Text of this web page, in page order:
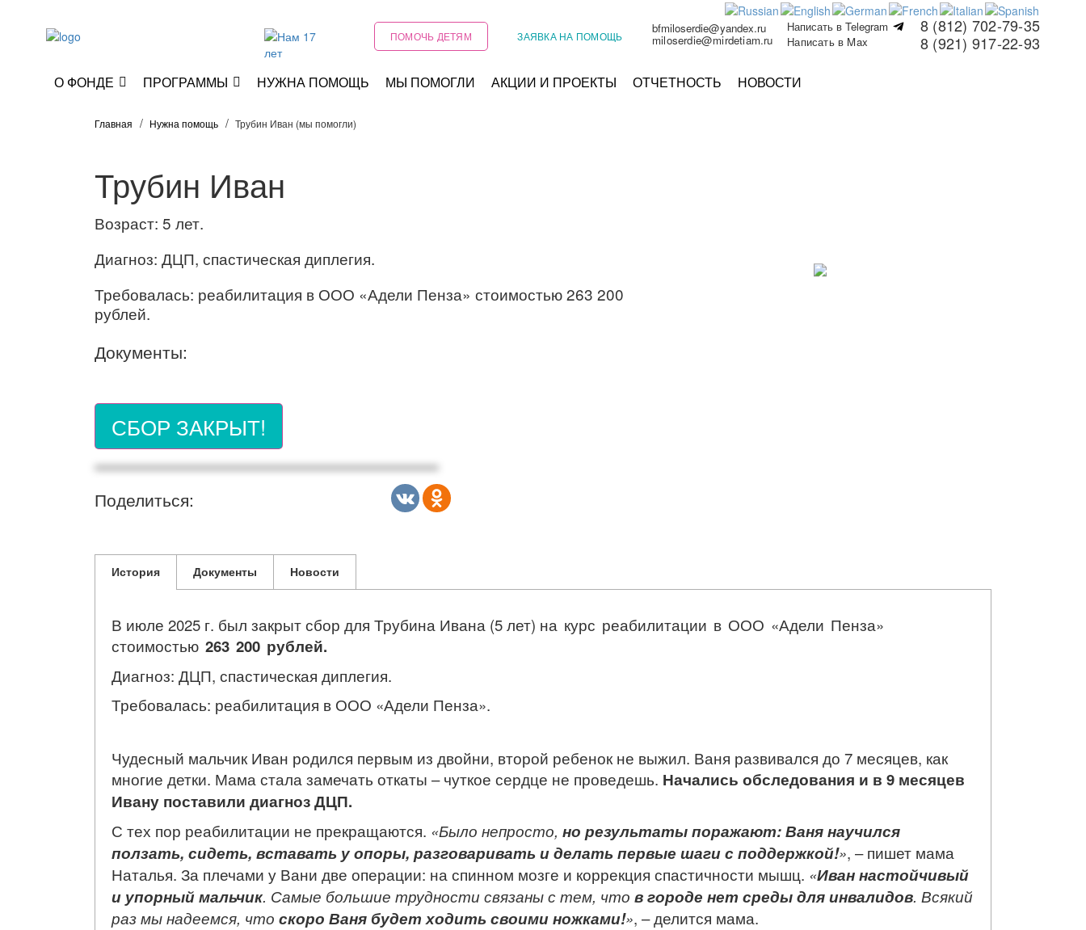
ПОМОЧЬ ДЕТЯМ ЗАЯВКА НА ПОМОЩЬ bfmiloserdie@yandex.ru
miloserdie@mirdetiam.ru
Написать в Telegram
Написать в Max
8 (812) 702-79-35
8 (921) 917-22-93
О ФОНДЕ ПРОГРАММЫ НУЖНА ПОМОЩЬ МЫ ПОМОГЛИ АКЦИИ И ПРОЕКТЫ ОТЧЕТНОСТЬ НОВОСТИ
Главная Нужна помощь Трубин Иван (мы помогли)
Трубин Иван
Возраст: 5 лет.
Диагноз: ДЦП, спастическая диплегия.
Требовалась: реабилитация в ООО «Адели Пенза» стоимостью 263 200
рублей.
Документы:
СБОР ЗАКРЫТ!
Поделиться:
История Документы Новости
В июле 2025 г. был закрыт сбор для Трубина Ивана (5 лет) на курс реабилитации в ООО «Адели Пенза»
стоимостью 263 200 рублей.
Диагноз: ДЦП, спастическая диплегия.
Требовалась: реабилитация в ООО «Адели Пенза».
Чудесный мальчик Иван родился первым из двойни, второй ребенок не выжил. Ваня развивался до 7 месяцев, как
многие детки. Мама стала замечать откаты – чуткое сердце не проведешь. Начались обследования и в 9 месяцев
Ивану поставили диагноз ДЦП.
С тех пор реабилитации не прекращаются. «Было непросто, но результаты поражают: Ваня научился
ползать, сидеть, вставать у опоры, разговаривать и делать первые шаги с поддержкой!», – пишет мама
Наталья. За плечами у Вани две операции: на спинном мозге и коррекция спастичности мышц. «Иван настойчивый
и упорный мальчик. Самые большие трудности связаны с тем, что в городе нет среды для инвалидов. Всякий
раз мы надеемся, что скоро Ваня будет ходить своими ножками!», – делится мама.